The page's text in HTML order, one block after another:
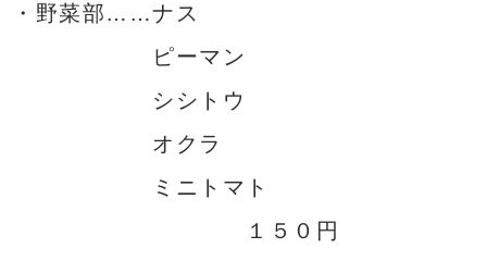
・野菜部……ナス
ピーマン
シシトウ
オクラ
ミニトマト
１５０円